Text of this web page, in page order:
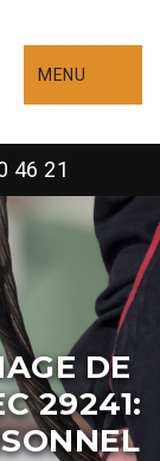
MENU
46 21
DE
29241: